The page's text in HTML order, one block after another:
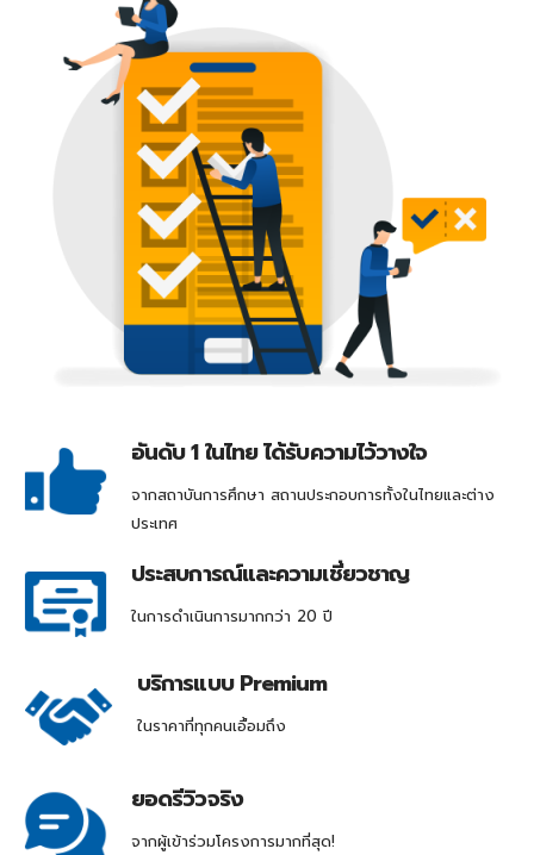
อันดับ 1 ในไทย ได้รับความไว้วางใจ
จากสถาบันการศึกษา สถานประกอบการทั้งในไทยและต่าง
ประเทศ
ประสบการณ์และความเชี่ยวชาญ
ในการดำเนินการมากกว่า 20 ปี
บริการแบบ Premium
ในราคาที่ทุกคนเอื้อมถึง
ยอดรีวิวจริง
จากผู้เข้าร่วมโครงการมากที่สุด!